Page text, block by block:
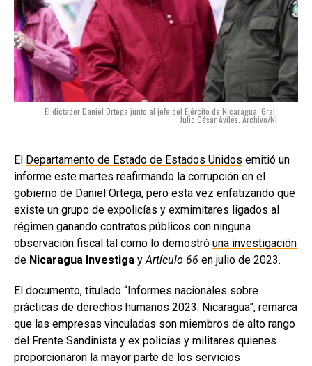
El dictador Daniel Ortega junto al jefe del Ejército de Nicaragua, Gral.
Julio César Avilés. Archivo/NI
El Departamento de Estado de Estados Unidos emitió un
informe este martes reafirmando la corrupción en el
gobierno de Daniel Ortega, pero esta vez enfatizando que
existe un grupo de expolicías y exmimitares ligados al
régimen ganando contratos públicos con ninguna
observación fiscal tal como lo demostró una investigación
de Nicaragua Investiga y Artículo 66 en julio de 2023.
El documento, titulado “Informes nacionales sobre
prácticas de derechos humanos 2023: Nicaragua”, remarca
que las empresas vinculadas son miembros de alto rango
del Frente Sandinista y ex policías y militares quienes
proporcionaron la mayor parte de los servicios